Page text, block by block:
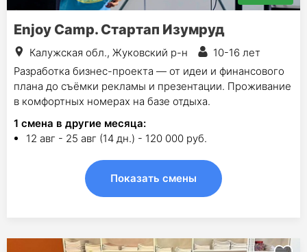
Enjoy Camp. Стартап Изумруд
Калужская обл., Жуковский р-н
10-16 лет
Разработка бизнес-проекта — от идеи и финансового
плана до съёмки рекламы и презентации. Проживание
в комфортных номерах на базе отдыха.
1 смена в другие месяца:
12 авг - 25 авг (14 дн.) - 120 000 руб.
Показать смены